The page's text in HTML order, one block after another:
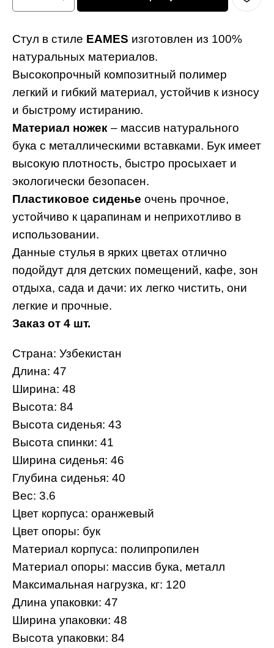
Стул в стиле EAMES изготовлен из 100%
натуральных материалов.
Высокопрочный композитный полимер
легкий и гибкий материал, устойчив к износу
и быстрому истиранию.
Материал ножек – массив натурального
бука с металлическими вставками. Бук имеет
высокую плотность, быстро просыхает и
экологически безопасен.
Пластиковое сиденье очень прочное,
устойчиво к царапинам и неприхотливо в
использовании.
Данные стулья в ярких цветах отлично
подойдут для детских помещений, кафе, зон
отдыха, сада и дачи: их легко чистить, они
легкие и прочные.
Заказ от 4 шт.
Cтрана: Узбекистан
Длина: 47
Ширина: 48
Высота: 84
Высота сиденья: 43
Высота спинки: 41
Ширина сиденья: 46
Глубина сиденья: 40
Вес: 3.6
Цвет корпуса: оранжевый
Цвет опоры: бук
Материал корпуса: полипропилен
Материал опоры: массив бука, металл
Максимальная нагрузка, кг: 120
Длина упаковки: 47
Ширина упаковки: 48
Высота упаковки: 84